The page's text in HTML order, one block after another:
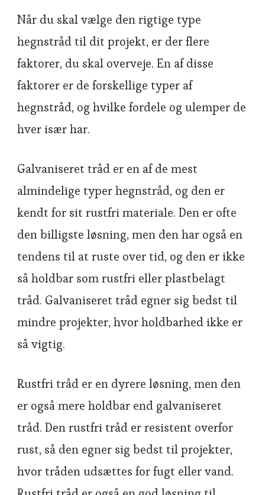
Når du skal vælge den rigtige type
hegnstråd til dit projekt, er der flere
faktorer, du skal overveje. En af disse
faktorer er de forskellige typer af
hegnstråd, og hvilke fordele og ulemper de
hver især har.
Galvaniseret tråd er en af de mest
almindelige typer hegnstråd, og den er
kendt for sit rustfri materiale. Den er ofte
den billigste løsning, men den har også en
tendens til at ruste over tid, og den er ikke
så holdbar som rustfri eller plastbelagt
tråd. Galvaniseret tråd egner sig bedst til
mindre projekter, hvor holdbarhed ikke er
så vigtig.
Rustfri tråd er en dyrere løsning, men den
er også mere holdbar end galvaniseret
tråd. Den rustfri tråd er resistent overfor
rust, så den egner sig bedst til projekter,
hvor tråden udsættes for fugt eller vand.